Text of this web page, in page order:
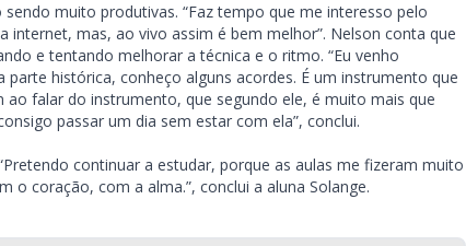
muito produtivas. “Faz tempo que me interesso pelo
mas, ao vivo assim é bem melhor”. Nelson conta que
e tentando melhorar a técnica e o ritmo. “Eu venho
histórica, conheço alguns acordes. É um instrumento que
falar do instrumento, que segundo ele, é muito mais que
passar um dia sem estar com ela”, conclui.
continuar a estudar, porque as aulas me fizeram muito
coração, com a alma.”, conclui a aluna Solange.